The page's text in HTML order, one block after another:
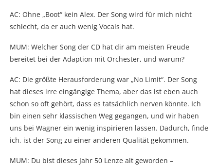
AC: Ohne „Boot“ kein Alex. Der Song wird für mich nicht
schlecht, da er auch wenig Vocals hat.
MUM: Welcher Song der CD hat dir am meisten Freude
bereitet bei der Adaption mit Orchester, und warum?
AC: Die größte Herausforderung war „No Limit“. Der Song
hat dieses irre eingängige Thema, aber das ist eben auch
schon so oft gehört, dass es tatsächlich nerven könnte. Ich
bin einen sehr klassischen Weg gegangen, und wir haben
uns bei Wagner ein wenig inspirieren lassen. Dadurch, finde
ich, ist der Song zu einer anderen Qualität gekommen.
MUM: Du bist dieses Jahr 50 Lenze alt geworden –